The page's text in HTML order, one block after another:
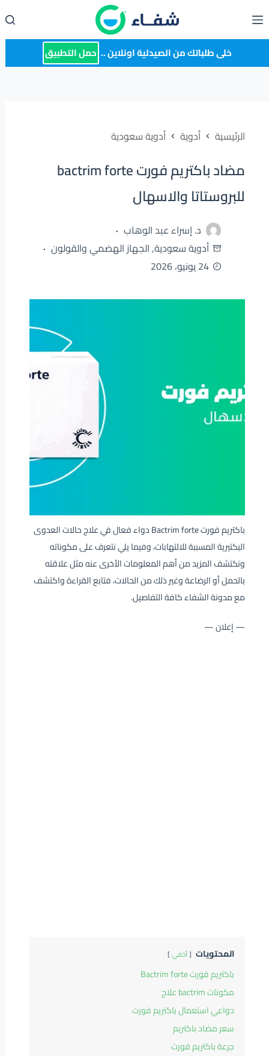
إلى
المحتوى خلى طلباتك من الصيدلية اونلاين .. حمل التطبيق
الرئيسية أدوية أدوية سعودية
مضاد باكتريم فورت bactrim forte
للبروستاتا والاسهال
د. إسراء عبد الوهاب
أدوية سعودية,الجهاز الهضمي والقولون
24 يونيو، 2026
باكتريم فورت Bactrim forte دواء فعال في علاج حالات العدوى
البكتيرية المسببة للالتهابات، وفيما يلي نتعرف على مكوناته
ونكتشف المزيد من أهم المعلومات الأخرى عنه مثل علاقته
بالحمل أو الرضاعة وغير ذلك من الحالات، فتابع القراءة واكتشف
مع مدونة الشفاء كافة التفاصيل.
— إعلان —
المحتويات أخفي
باكتريم فورت Bactrim forte
مكونات bactrim علاج
دواعي استعمال باكتريم فورت
سعر مضاد باكتريم
جرعة باكتريم فورت